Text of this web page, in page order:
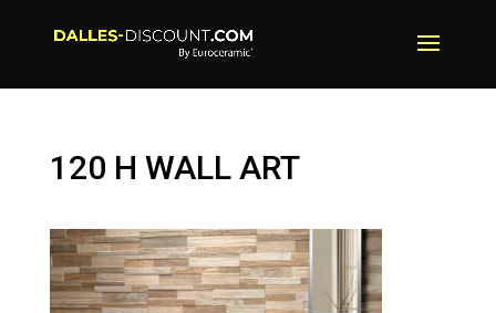
120 H WALL ART